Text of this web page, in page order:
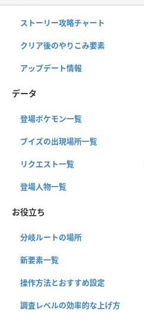
ストーリー攻略チャート
クリア後のやりこみ要素
アップデート情報
データ
登場ポケモン一覧
ブイズの出現場所一覧
リクエスト一覧
登場人物一覧
お役立ち
分岐ルートの場所
新要素一覧
操作方法とおすすめ設定
調査レベルの効率的な上げ方